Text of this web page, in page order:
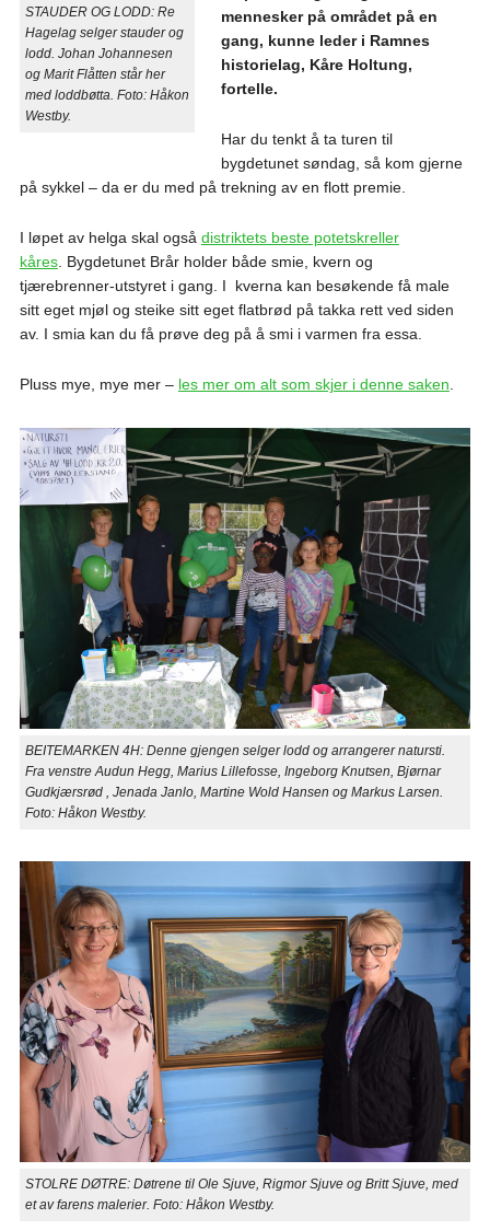
STAUDER OG LODD: Re
Hagelag selger stauder og
lodd. Johan Johannesen
og Marit Flåtten står her
med loddbøtta. Foto: Håkon
Westby.
mennesker på området på en
gang, kunne leder i Ramnes
historielag, Kåre Holtung,
fortelle.
Har du tenkt å ta turen til
bygdetunet søndag, så kom gjerne
på sykkel – da er du med på trekning av en flott premie.
I løpet av helga skal også distriktets beste potetskreller
kåres. Bygdetunet Brår holder både smie, kvern og
tjærebrenner-utstyret i gang. I kverna kan besøkende få male
sitt eget mjøl og steike sitt eget flatbrød på takka rett ved siden
av. I smia kan du få prøve deg på å smi i varmen fra essa.
Pluss mye, mye mer – les mer om alt som skjer i denne saken.
BEITEMARKEN 4H: Denne gjengen selger lodd og arrangerer natursti.
Fra venstre Audun Hegg, Marius Lillefosse, Ingeborg Knutsen, Bjørnar
Gudkjærsrød , Jenada Janlo, Martine Wold Hansen og Markus Larsen.
Foto: Håkon Westby.
STOLRE DØTRE: Døtrene til Ole Sjuve, Rigmor Sjuve og Britt Sjuve, med
et av farens malerier. Foto: Håkon Westby.